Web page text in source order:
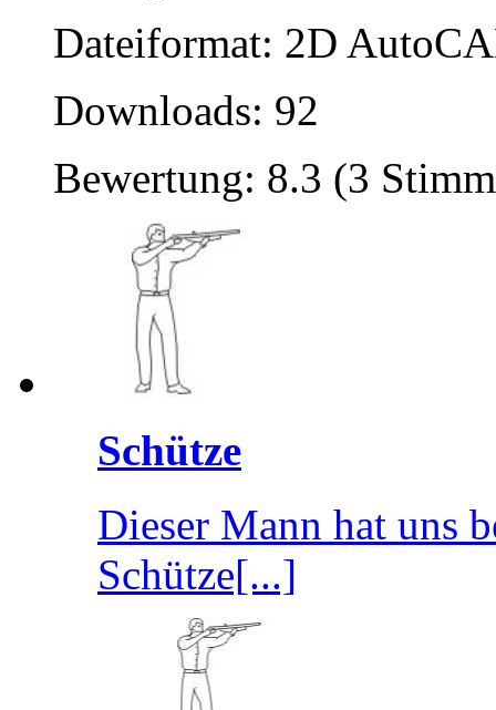
Dateiformat: 2D
Downloads: 92
Bewertung: 8.3 (3
Schütze
Dieser Mann hat uns
Schütze[...]